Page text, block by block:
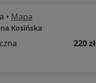
• Mapa
Kosińska
220 zł